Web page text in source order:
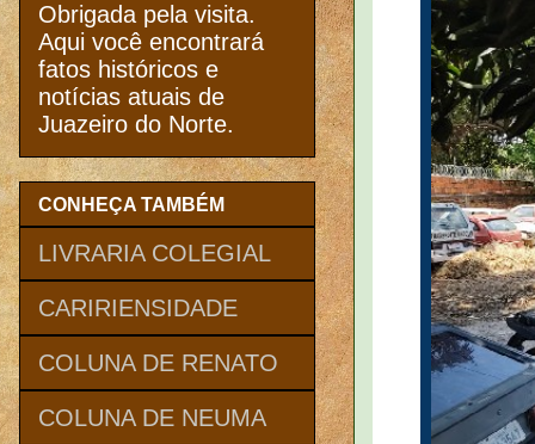
Obrigada pela visita.
Aqui você encontrará
fatos históricos e
notícias atuais de
Juazeiro do Norte.
CONHEÇA TAMBÉM
LIVRARIA COLEGIAL
CARIRIENSIDADE
COLUNA DE RENATO
COLUNA DE NEUMA